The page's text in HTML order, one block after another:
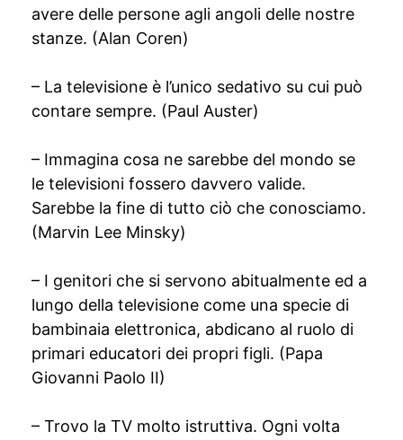
avere delle persone agli angoli delle nostre
stanze. (Alan Coren)
– La televisione è l’unico sedativo su cui può
contare sempre. (Paul Auster)
– Immagina cosa ne sarebbe del mondo se
le televisioni fossero davvero valide.
Sarebbe la fine di tutto ciò che conosciamo.
(Marvin Lee Minsky)
– I genitori che si servono abitualmente ed a
lungo della televisione come una specie di
bambinaia elettronica, abdicano al ruolo di
primari educatori dei propri figli. (Papa
Giovanni Paolo II)
– Trovo la TV molto istruttiva. Ogni volta